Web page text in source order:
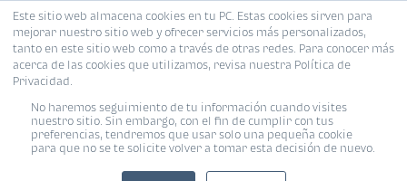
Este sitio web almacena cookies en tu PC. Estas cookies sirven para
mejorar nuestro sitio web y ofrecer servicios más personalizados,
tanto en este sitio web como a través de otras redes. Para conocer más
acerca de las cookies que utilizamos, revisa nuestra Política de
Privacidad.
No haremos seguimiento de tu información cuando visites
nuestro sitio. Sin embargo, con el fin de cumplir con tus
preferencias, tendremos que usar solo una pequeña cookie
para que no se te solicite volver a tomar esta decisión de nuevo.
Proyecto Modelo Inmobiliaria
Ingresa el nombre del proyecto
Buscar